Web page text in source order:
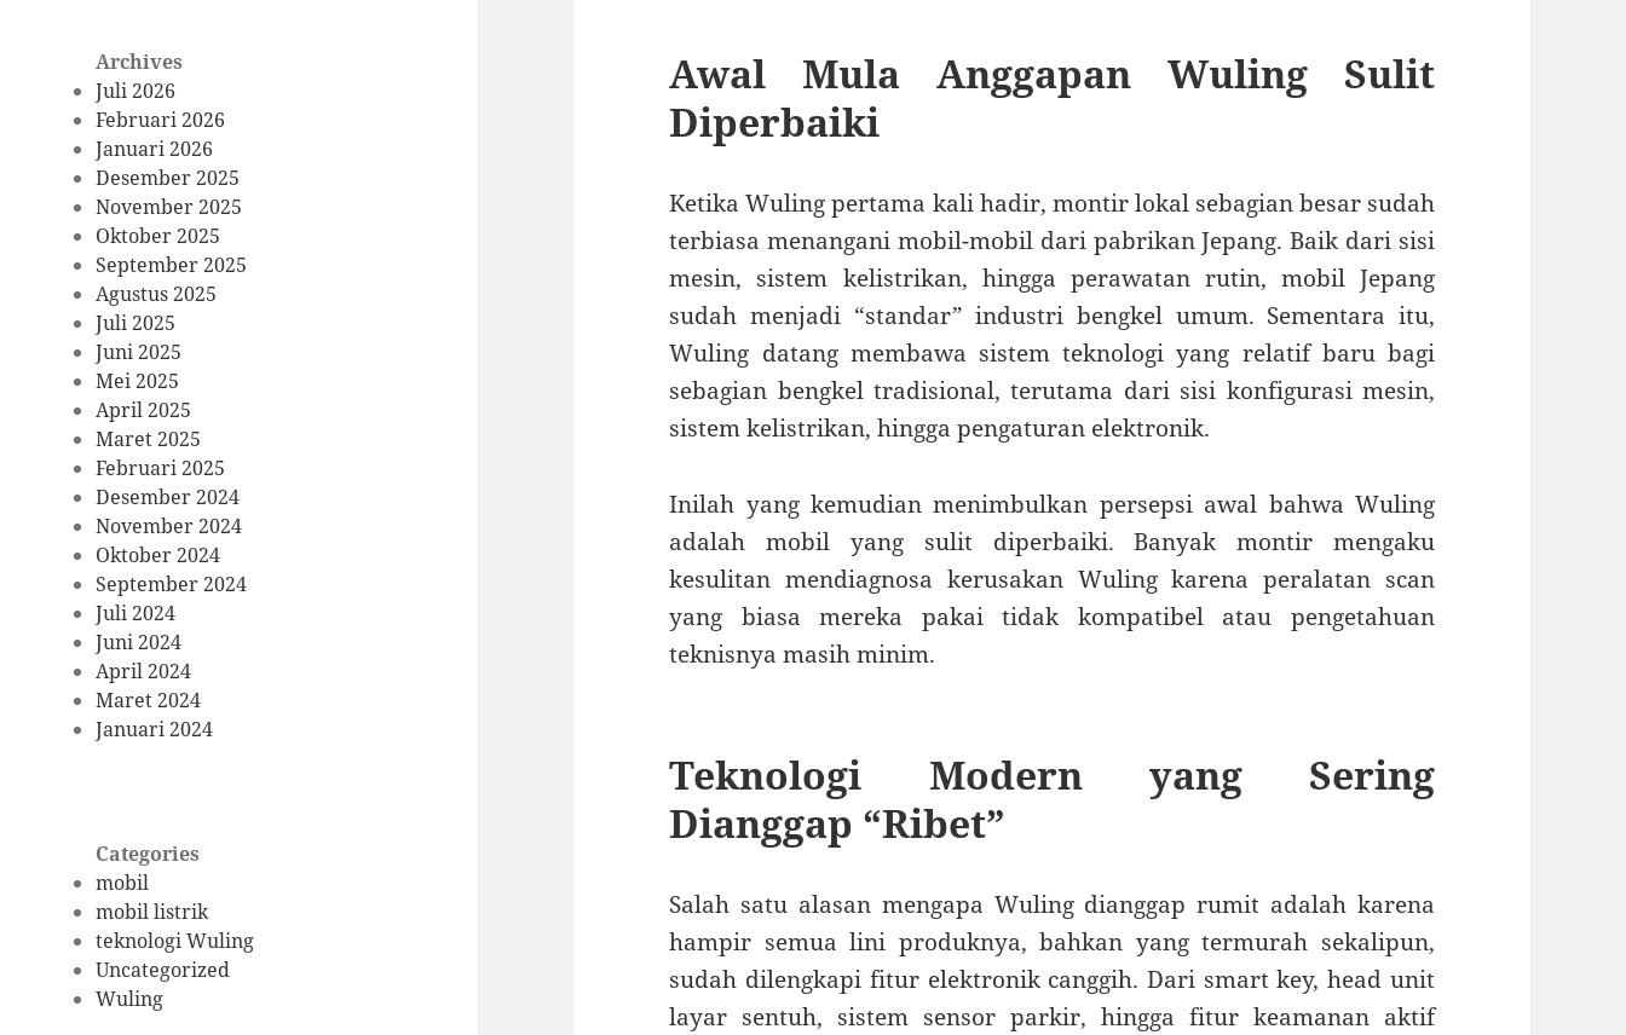
Archives
Juli 2026
Februari 2026
Januari 2026
Desember 2025
November 2025
Oktober 2025
September 2025
Agustus 2025
Juli 2025
Juni 2025
Mei 2025
April 2025
Maret 2025
Februari 2025
Desember 2024
November 2024
Oktober 2024
September 2024
Juli 2024
Juni 2024
April 2024
Maret 2024
Januari 2024
Categories
mobil
mobil listrik
teknologi Wuling
Uncategorized
Wuling
Awal Mula Anggapan Wuling Sulit
Diperbaiki
Ketika Wuling pertama kali hadir, montir lokal sebagian besar sudah
terbiasa menangani mobil-mobil dari pabrikan Jepang. Baik dari sisi
mesin, sistem kelistrikan, hingga perawatan rutin, mobil Jepang
sudah menjadi “standar” industri bengkel umum. Sementara itu,
Wuling datang membawa sistem teknologi yang relatif baru bagi
sebagian bengkel tradisional, terutama dari sisi konfigurasi mesin,
sistem kelistrikan, hingga pengaturan elektronik.
Inilah yang kemudian menimbulkan persepsi awal bahwa Wuling
adalah mobil yang sulit diperbaiki. Banyak montir mengaku
kesulitan mendiagnosa kerusakan Wuling karena peralatan scan
yang biasa mereka pakai tidak kompatibel atau pengetahuan
teknisnya masih minim.
Teknologi Modern yang Sering
Dianggap “Ribet”
Salah satu alasan mengapa Wuling dianggap rumit adalah karena
hampir semua lini produknya, bahkan yang termurah sekalipun,
sudah dilengkapi fitur elektronik canggih. Dari smart key, head unit
layar sentuh, sistem sensor parkir, hingga fitur keamanan aktif